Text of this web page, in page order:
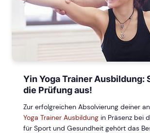
Yin Yoga Trainer Ausbildung:
die Prüfung aus!
Zur erfolgreichen Absolvierung deiner
Yoga Trainer Ausbildung in Präsenz bei
für Sport und Gesundheit gehört das